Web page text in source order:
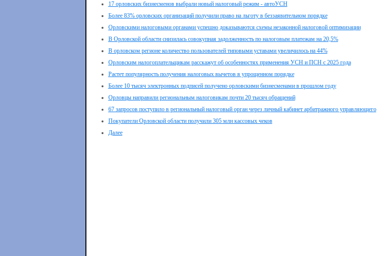
17 орловских бизнесменов выбрали новый налоговый режим - автоУСН
Более 83% орловских организаций получили право на льготу в беззаявительном порядке
Орловскими налоговыми органами успешно доказываются схемы незаконной налоговой оптимизации
В Орловской области снизилась совокупная задолженность по налоговым платежам на 20,5%
В орловском регионе количество пользователей типовыми уставами увеличилось на 44%
Орловским налогоплательщикам расскажут об особенностях применения УСН и ПСН с 2025 года
Растет популярность получения налоговых вычетов в упрощенном порядке
Более 10 тысяч электронных подписей получено орловскими бизнесменами в прошлом году
Орловцы направили региональным налоговикам почти 20 тысяч обращений
67 запросов поступило в региональный налоговый орган через личный кабинет арбитражного управляющего
Покупатели Орловской области получили 305 млн кассовых чеков
Далее